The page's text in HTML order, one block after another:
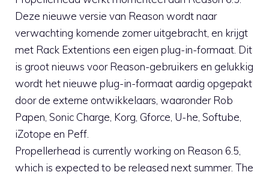
Deze nieuwe versie van Reason wordt naar
verwachting komende zomer uitgebracht, en krijgt
met Rack Extentions een eigen plug-in-formaat. Dit
is groot nieuws voor Reason-gebruikers en gelukkig
wordt het nieuwe plug-in-formaat aardig opgepakt
door de externe ontwikkelaars, waaronder Rob
Papen, Sonic Charge, Korg, Gforce, U-he, Softube,
iZotope en Peff.
Propellerhead is currently working on Reason 6.5,
which is expected to be released next summer. The